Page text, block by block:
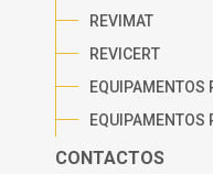
REVIMAT
REVICERT
EQUIPAMENTOS
EQUIPAMENTOS
CONTACTOS